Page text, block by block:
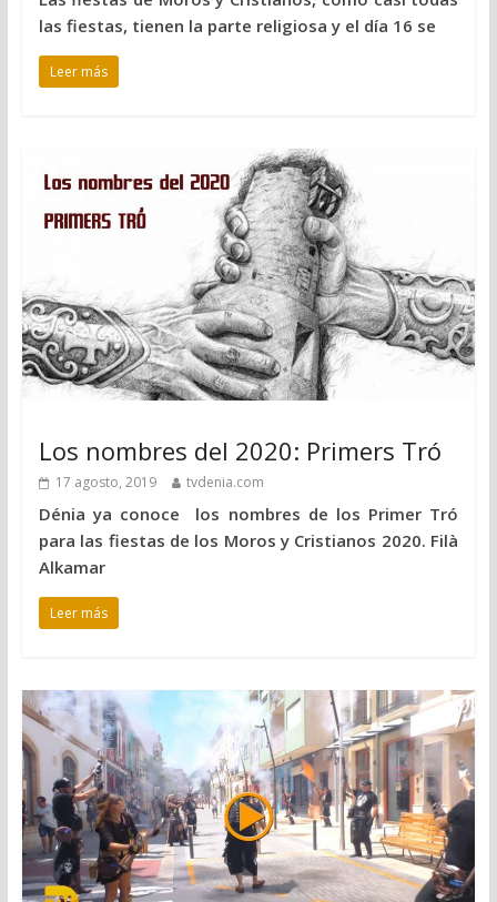
las fiestas, tienen la parte religiosa y el día 16 se
Leer más
Los nombres del 2020: Primers Tró
17 agosto, 2019 tvdenia.com
Dénia ya conoce los nombres de los Primer Tró
para las fiestas de los Moros y Cristianos 2020. Filà
Alkamar
Leer más